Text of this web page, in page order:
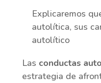
Explicaremos
autolítica, sus
autolítico
Las conductas
estrategia de